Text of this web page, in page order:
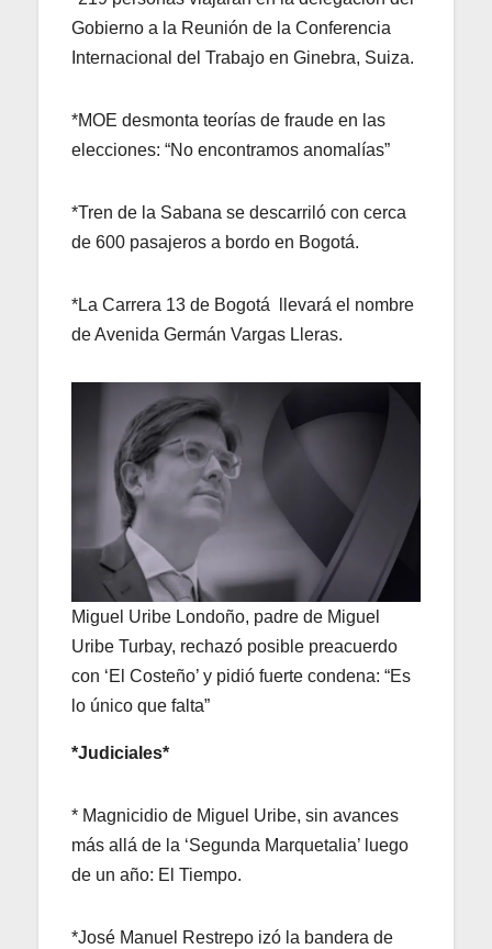
Gobierno a la Reunión de la Conferencia
Internacional del Trabajo en Ginebra, Suiza.
*MOE desmonta teorías de fraude en las
elecciones: “No encontramos anomalías”
*Tren de la Sabana se descarriló con cerca
de 600 pasajeros a bordo en Bogotá.
*La Carrera 13 de Bogotá llevará el nombre
de Avenida Germán Vargas Lleras.
Miguel Uribe Londoño, padre de Miguel
Uribe Turbay, rechazó posible preacuerdo
con ‘El Costeño’ y pidió fuerte condena: “Es
lo único que falta”
*Judiciales*
* Magnicidio de Miguel Uribe, sin avances
más allá de la ‘Segunda Marquetalia’ luego
de un año: El Tiempo.
*José Manuel Restrepo izó la bandera de